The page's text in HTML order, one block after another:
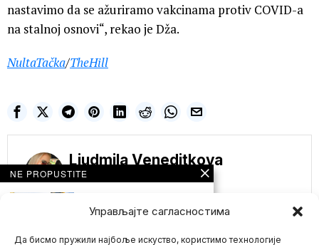
Управљајте сагласностима
Да бисмо пружили најбоље искуство, користимо технологије
nastavimo da se ažuriramo vakcinama protiv COVID-a
na stalnoj osnovi“, rekao je Dža.
NultaTačka/TheHill
Ljudmila Veneditkova
NE PROPUSTITE
britanskog lista
otkriva kako
PERU UKRAJINSKE